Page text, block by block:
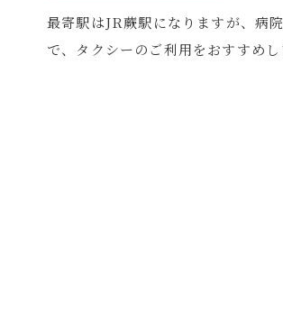
最寄駅はJR蕨駅になりますが、病
で、タクシーのご利用をおすすめ